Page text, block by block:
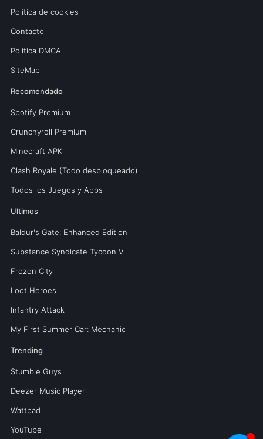
Política de cookies
Contacto
Política DMCA
SiteMap
Recomendado
Spotify Premium
Crunchyroll Premium
Minecraft APK
Clash Royale (Todo desbloqueado)
Todos los Juegos y Apps
Ultimos
Baldur's Gate: Enhanced Edition
Substance Syndicate Tycoon V
Frozen City
Loot Heroes
Infantry Attack
My First Summer Car: Mechanic
Trending
Stumble Guys
Deezer Music Player
Wattpad
YouTube